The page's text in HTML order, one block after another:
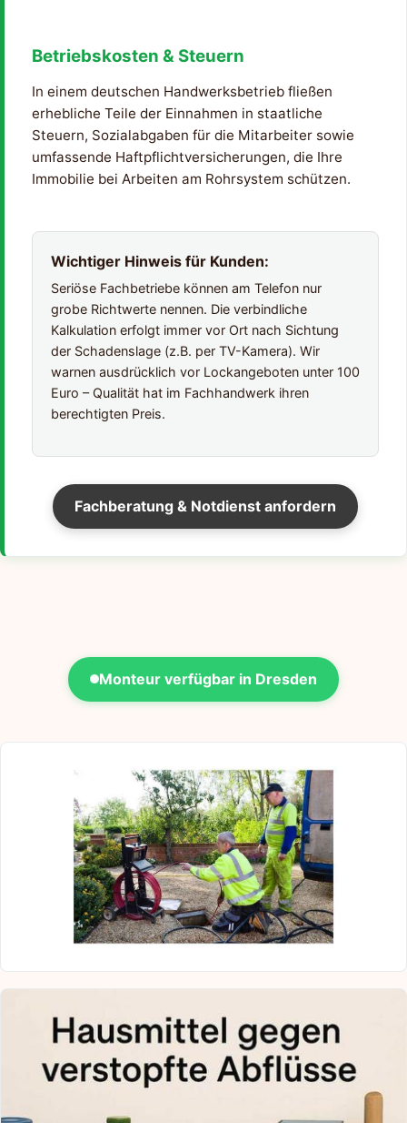
Betriebskosten & Steuern
In einem deutschen Handwerksbetrieb fließen
erhebliche Teile der Einnahmen in staatliche
Steuern, Sozialabgaben für die Mitarbeiter sowie
umfassende Haftpflichtversicherungen, die Ihre
Immobilie bei Arbeiten am Rohrsystem schützen.
Wichtiger Hinweis für Kunden:
Seriöse Fachbetriebe können am Telefon nur
grobe Richtwerte nennen. Die verbindliche
Kalkulation erfolgt immer vor Ort nach Sichtung
der Schadenslage (z.B. per TV-Kamera). Wir
warnen ausdrücklich vor Lockangeboten unter 100
Euro – Qualität hat im Fachhandwerk ihren
berechtigten Preis.
Fachberatung & Notdienst anfordern
Monteur verfügbar in Dresden